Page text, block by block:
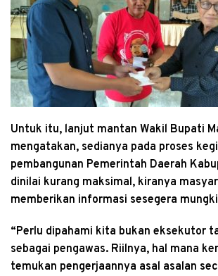
Untuk itu, lanjut mantan Wakil Bupati
mengatakan, sedianya pada proses
pembangunan Pemerintah Daerah
dinilai kurang maksimal, kiranya
memberikan informasi sesegera
“Perlu dipahami kita bukan eksekutor
sebagai pengawas. Riilnya, hal mana
temukan pengerjaannya asal asalan